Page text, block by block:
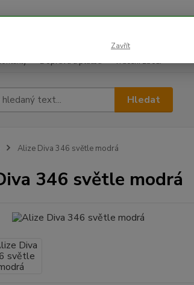
email info@i-prize.cz. Děkujeme. !!!
Doprava a platba Vrácení zboží
Hledat
Alize Diva 346 světle modrá
346 světle modrá
Zavřít